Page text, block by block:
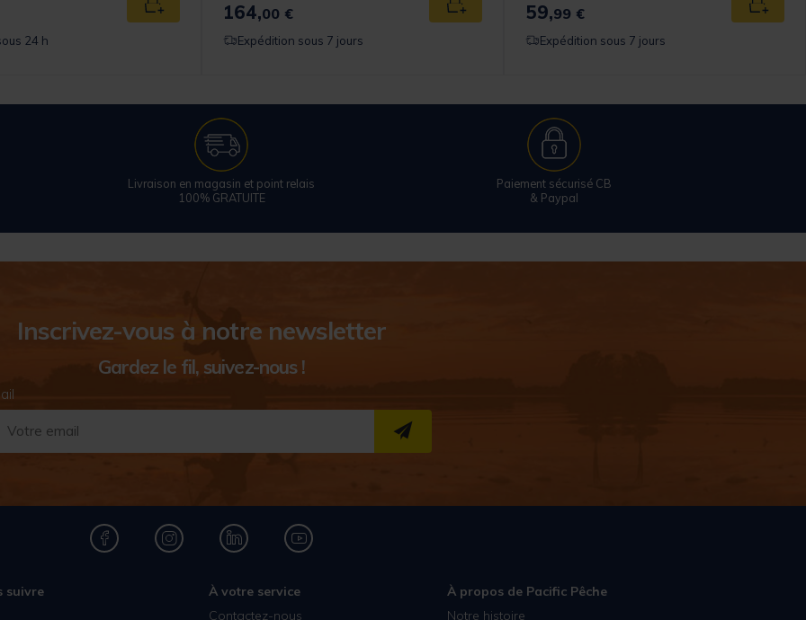
Ajouter au panier
24 h
164,00 € Ajouter au panier
Expédition sous 7 jours
59,99 € Ajouter
Expédition sous 7 jours
Livraison en magasin et point relais
100% GRATUITE
Paiement sécurisé CB
& Paypal
Inscrivez-vous à notre newsletter
Gardez le fil, suivez-nous !
S''INSCRIRE
suivre
À votre service
Contactez-nous
À propos de Pacific Pêche
Notre histoire